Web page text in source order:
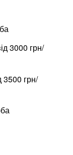
3000 грн/
грн/